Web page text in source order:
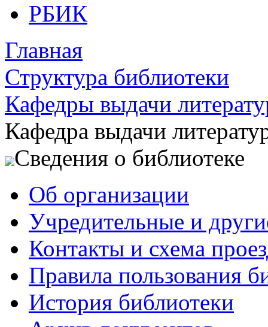
РБИК
Главная
Структура библиотеки
Кафедры выдачи
Кафедра выдачи
Сведения о библиотеке
Об организации
Учредительные и
Контакты и схема
Правила пользования
История библиотеки